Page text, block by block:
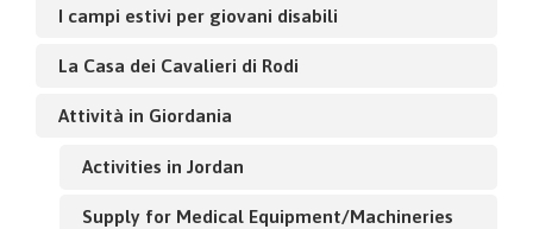
I campi estivi per giovani disabili
La Casa dei Cavalieri di Rodi
Attività in Giordania
Activities in Jordan
Supply for Medical Equipment/Machineries